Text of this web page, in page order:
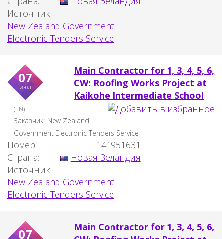
Источник:
New Zealand Government
Electronic Tenders Service
07
июл
Main Contractor for 1, 3, 4, 5, 6,
CW: Roofing Works Project at
Kaikohe Intermediate School
(EN)
Заказчик: New Zealand
Government Electronic Tenders Service
Номер:
141951631
Страна:
Новая Зеландия
Источник:
New Zealand Government
Electronic Tenders Service
07
Main Contractor for 1, 3, 4, 5, 6,